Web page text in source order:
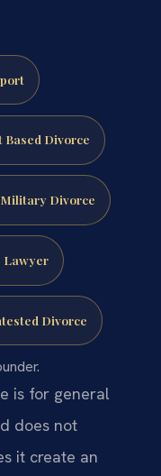
Based Divorce
Military Divorce
Lawyer
Divorce
is for general
does not
it create an